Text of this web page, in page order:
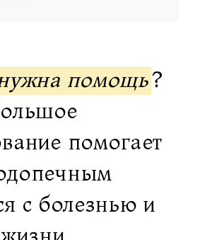
помощь?
помогает
с болезнью и